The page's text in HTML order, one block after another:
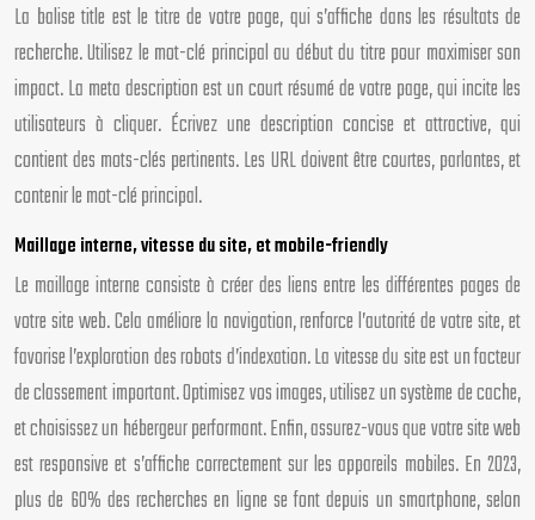
La balise title est le titre de votre page, qui s’affiche dans les résultats de
recherche. Utilisez le mot-clé principal au début du titre pour maximiser son
impact. La meta description est un court résumé de votre page, qui incite les
utilisateurs à cliquer. Écrivez une description concise et attractive, qui
contient des mots-clés pertinents. Les URL doivent être courtes, parlantes, et
contenir le mot-clé principal.
Maillage interne, vitesse du site, et mobile-friendly
Le maillage interne consiste à créer des liens entre les différentes pages de
votre site web. Cela améliore la navigation, renforce l’autorité de votre site, et
favorise l’exploration des robots d’indexation. La vitesse du site est un facteur
de classement important. Optimisez vos images, utilisez un système de cache,
et choisissez un hébergeur performant. Enfin, assurez-vous que votre site web
est responsive et s’affiche correctement sur les appareils mobiles. En 2023,
plus de 60% des recherches en ligne se font depuis un smartphone, selon